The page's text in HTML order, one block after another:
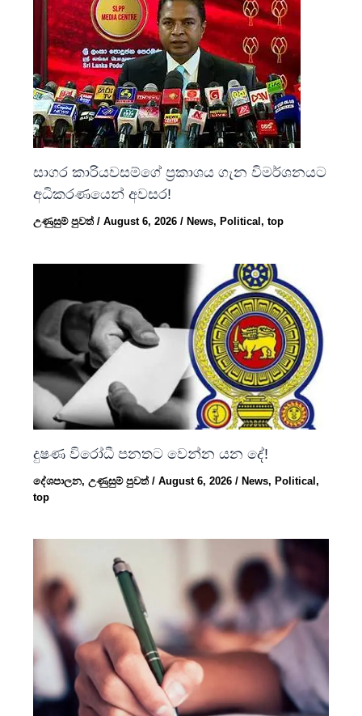
සාගර කාරියවසම්ගේ ප්‍රකාශය ගැන විමර්ශනයට
අධිකරණයෙන් අවසර!
උණුසුම් පුවත්/August 6, 2026/ News, Political,top
දුෂණ විරෝධී පනතට වෙන්න යන දේ!
දේශපාලන,උණුසුම් පුවත්/August 6, 2026/ News, Political,
top